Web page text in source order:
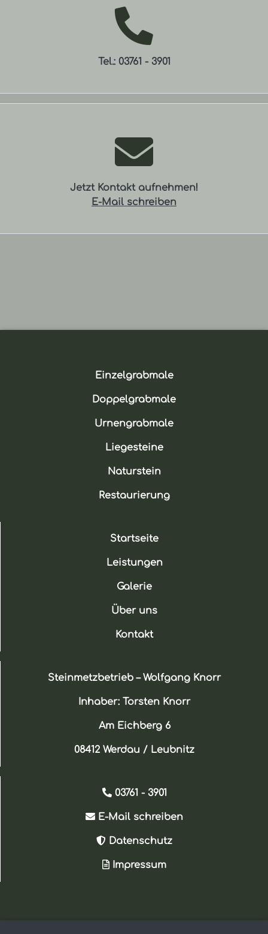
Tel.: 03761 - 3901
Jetzt Kontakt aufnehmen!
E-Mail schreiben
Einzelgrabmale
Doppelgrabmale
Urnengrabmale
Liegesteine
Naturstein
Restaurierung
Startseite
Leistungen
Galerie
Über uns
Kontakt
Steinmetzbetrieb – Wolfgang Knorr
Inhaber: Torsten Knorr
Am Eichberg 6
08412 Werdau / Leubnitz
03761 - 3901
E-Mail schreiben
Datenschutz
Impressum